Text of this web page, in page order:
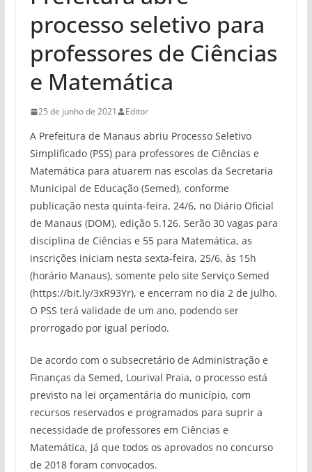
processo seletivo para
professores de Ciências
e Matemática
25 de junho de 2021 Editor
A Prefeitura de Manaus abriu Processo Seletivo
Simplificado (PSS) para professores de Ciências e
Matemática para atuarem nas escolas da Secretaria
Municipal de Educação (Semed), conforme
publicação nesta quinta-feira, 24/6, no Diário Oficial
de Manaus (DOM), edição 5.126. Serão 30 vagas para
disciplina de Ciências e 55 para Matemática, as
inscrições iniciam nesta sexta-feira, 25/6, às 15h
(horário Manaus), somente pelo site Serviço Semed
(https://bit.ly/3xR93Yr), e encerram no dia 2 de julho.
O PSS terá validade de um ano, podendo ser
prorrogado por igual período.
De acordo com o subsecretário de Administração e
Finanças da Semed, Lourival Praia, o processo está
previsto na lei orçamentária do município, com
recursos reservados e programados para suprir a
necessidade de professores em Ciências e
Matemática, já que todos os aprovados no concurso
de 2018 foram convocados.